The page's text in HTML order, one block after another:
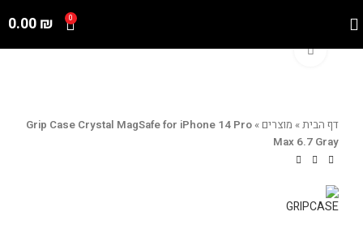
0
0.00₪
Click to enlarge
דף הבית» מוצרים»
Grip Case Crystal MagSafe for iPhone 14 Pro
Max 6.7 Gray